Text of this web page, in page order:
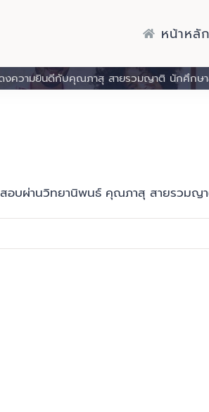
หน้าหลัก
งความยินดีกับคุณภาสุ สายรวมญาติ นักศึกษาส
อบผ่านวิทยานิพนธ์ คุณภาสุ สายรวมญา